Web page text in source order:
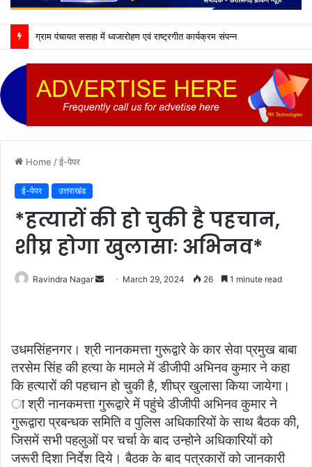
ग्राम पंचायत ससहा में ध्वजारोहण एवं राष्ट्रगीत कार्यक्रम संपन्न
Home /ई-पेपर
ई-पेपर उत्तराखंड
*हत्यारों की हो चुकी है पहचान,
शीघ्र होगा खुलासाः अभिनव*
Ravindra Nagar
Send March 29, 2024 26 1 minute read
उधमसिंहनगर। श्री नानकमत्ता गुरूद्वारे के कार सेवा प्रमुख बाबा
तरसेम सिंह की हत्या के मामले में डीजीपी अभिनव कुमार ने कहा
कि हत्यारों की पहचान हो चुकी है, शीघ्र खुलासा किया जायेगा।
ा श्री नानकमत्ता गुरूद्वारे में पहुंचे डीजीपी अभिनव कुमार ने
गुरूद्वारा प्रबन्धक समिति व पुलिस अधिकारियों के साथ बैठक की,
जिसमें सभी पहलुओं पर चर्चा के बाद उन्होने अधिकारियों को
जरूरी दिशा निर्देश दिये। बैठक के बाद पत्रकारों को जानकारी